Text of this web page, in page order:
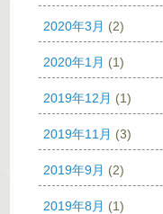
2020年3月 (2)
2020年1月 (1)
2019年12月 (1)
2019年11月 (3)
2019年9月 (2)
2019年8月 (1)